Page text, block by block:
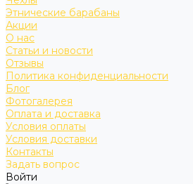
Этнические барабаны
Акции
О нас
Статьи и новости
Отзывы
Политика конфиденциальности
Блог
Фотогалерея
Оплата и доставка
Условия оплаты
Условия доставки
Контакты
Задать вопрос
Войти